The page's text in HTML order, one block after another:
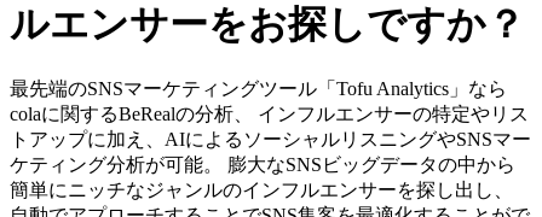
ルエンサーをお探しですか？
最先端のSNSマーケティングツール「Tofu Analytics」なら
colaに関するBeRealの分析、 インフルエンサーの特定やリス
トアップに加え、AIによるソーシャルリスニングやSNSマー
ケティング分析が可能。 膨大なSNSビッグデータの中から
簡単にニッチなジャンルのインフルエンサーを探し出し、